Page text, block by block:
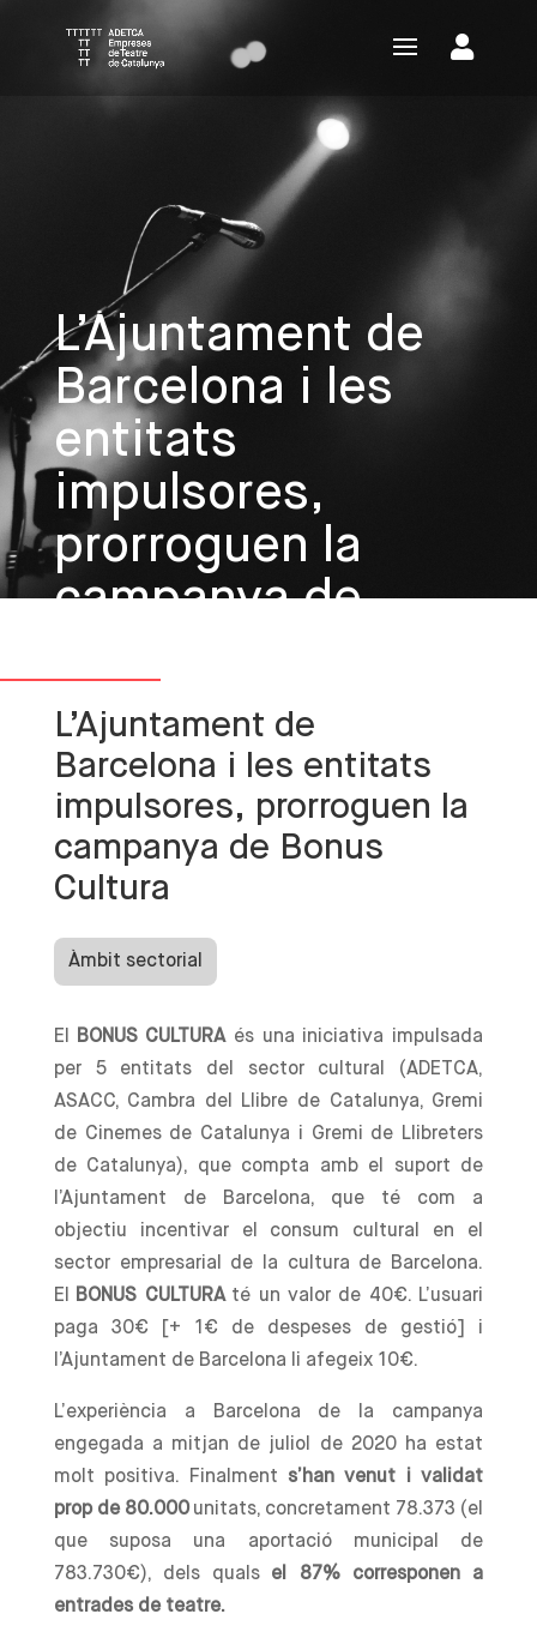
L’Ajuntament de
Barcelona i les
entitats
impulsores,
prorroguen la
campanya de
L’Ajuntament de
Barcelona i les entitats
impulsores, prorroguen la
campanya de Bonus
Cultura
Àmbit sectorial
El BONUS CULTURAés una iniciativa impulsada
per 5 entitats del sector cultural (ADETCA,
ASACC, Cambra del Llibre de Catalunya, Gremi
de Cinemes de Catalunya i Gremi de Llibreters
de Catalunya), que compta amb el suport de
l’Ajuntament de Barcelona, que té com a
objectiu incentivar el consum cultural en el
sector empresarial de la cultura de Barcelona.
El
BONUS CULTURAté un valor de 40€. L’usuari
paga 30€ [+ 1€ de despeses de gestió] i
l’Ajuntament de Barcelona li afegeix 10€.
L’experiència a Barcelona de la campanya
engegada a mitjan de juliol de 2020 ha estat
molt positiva. Finalment s’han venut i validat
prop de 80.000unitats, concretament 78.373 (el
que suposa una aportació municipal de
783.730€), dels quals el 87% corresponen a
entrades de teatre.